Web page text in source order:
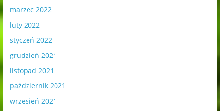
marzec 2022
luty 2022
styczeń 2022
grudzień 2021
listopad 2021
październik 2021
wrzesień 2021